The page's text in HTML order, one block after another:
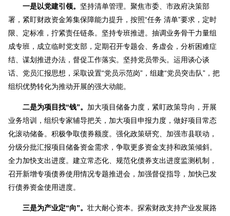
一是以党建引领。 坚持清单管理。聚焦市委、市政府决策部
署，紧盯财政资金筹集保障能力提升，按照“任务 清单”要求，定时
限、定标准，拧紧责任链条。坚持专班推进。抽调业务骨干力量组
成专班，成立临时党支部，定期召开专题会、务虚会，分析困难症
结、谋划推进办法，督促工作落实。坚持党员带头。运用谈心谈
话、党员汇报思想，采取设置“党员示范岗”，组建“党员突击队”，把
组织优势转化为推动开展的强大动能。
二是为项目找“钱”。 加大项目储备力度，紧盯政策导向，开展
业务培训，组织专家辅导把关，加大项目申报力度，做好项目常态
化滚动储备。积极争取债券额度。强化政策研究、加强市县联动，
分级分批汇报项目储备资金需求，争取更多资金支持和政策倾斜。
全力加快支出进度。建立常态化、规范化债券支出进度监测机制，
召开新增专项债券使用情况专题推进会，加强督促指导，加快已发
行债券资金使用进度。
三是为产业定“向”。 壮大耐心资本。探索财政支持产业发展路